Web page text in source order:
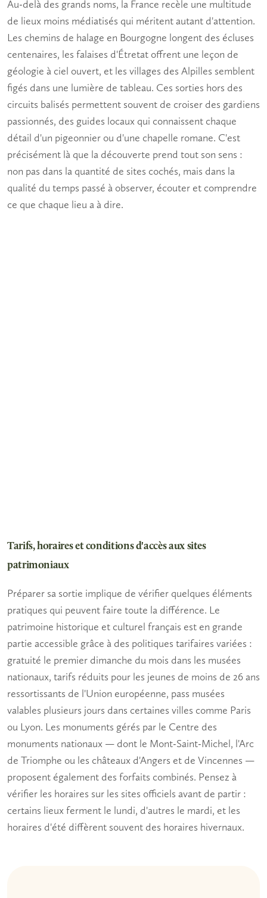
Au-delà des grands noms, la France recèle une multitude
de lieux moins médiatisés qui méritent autant d'attention.
Les chemins de halage en Bourgogne longent des écluses
centenaires, les falaises d'Étretat offrent une leçon de
géologie à ciel ouvert, et les villages des Alpilles semblent
figés dans une lumière de tableau. Ces sorties hors des
circuits balisés permettent souvent de croiser des gardiens
passionnés, des guides locaux qui connaissent chaque
détail d'un pigeonnier ou d'une chapelle romane. C'est
précisément là que la découverte prend tout son sens :
non pas dans la quantité de sites cochés, mais dans la
qualité du temps passé à observer, écouter et comprendre
ce que chaque lieu a à dire.
Tarifs, horaires et conditions d'accès aux sites
patrimoniaux
Préparer sa sortie implique de vérifier quelques éléments
pratiques qui peuvent faire toute la différence. Le
patrimoine historique et culturel français est en grande
partie accessible grâce à des politiques tarifaires variées :
gratuité le premier dimanche du mois dans les musées
nationaux, tarifs réduits pour les jeunes de moins de 26 ans
ressortissants de l'Union européenne, pass musées
valables plusieurs jours dans certaines villes comme Paris
ou Lyon. Les monuments gérés par le Centre des
monuments nationaux — dont le Mont-Saint-Michel, l'Arc
de Triomphe ou les châteaux d'Angers et de Vincennes —
proposent également des forfaits combinés. Pensez à
vérifier les horaires sur les sites officiels avant de partir :
certains lieux ferment le lundi, d'autres le mardi, et les
horaires d'été diffèrent souvent des horaires hivernaux.